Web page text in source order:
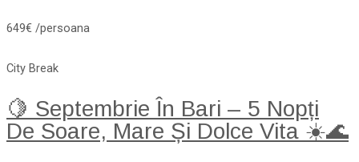
649€ /persoana
City Break
🍋 Septembrie În Bari – 5 Nopți
De Soare, Mare Și Dolce Vita ☀️🌊